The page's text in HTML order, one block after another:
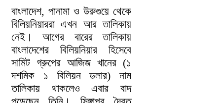
বাংলাদেশ, পানামা ও উরুগুয়ে থেকে
বিলিয়নিয়াররা এখন আর তালিকায়
নেই। আগের বারের তালিকায়
বাংলাদেশের বিলিয়নিয়ার হিসেবে
সামিট গ্রুপের আজিজ খানের (১
দশমিক ১ বিলিয়ন ডলার) নাম
তালিকায় থাকলেও এবার বাদ